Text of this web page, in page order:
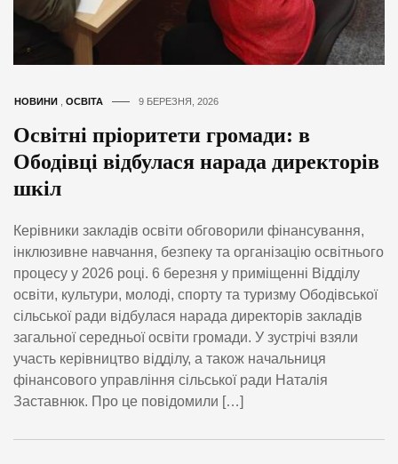
НОВИНИ ОСВІТА 9 БЕРЕЗНЯ, 2026
Освітні пріоритети громади: в
Ободівці відбулася нарада директорів
шкіл
Керівники закладів освіти обговорили фінансування,
інклюзивне навчання, безпеку та організацію освітнього
процесу у 2026 році. 6 березня у приміщенні Відділу
освіти, культури, молоді, спорту та туризму Ободівської
сільської ради відбулася нарада директорів закладів
загальної середньої освіти громади. У зустрічі взяли
участь керівництво відділу, а також начальниця
фінансового управління сільської ради Наталія
Заставнюк. Про це повідомили […]